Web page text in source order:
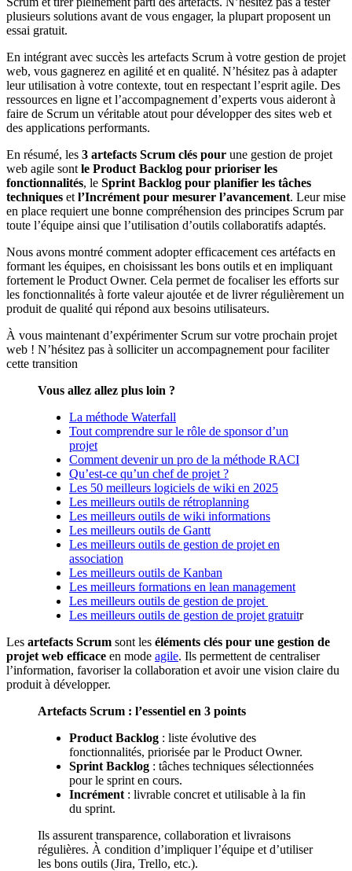
plusieurs solutions avant de vous engager, la plupart proposent un
essai gratuit.
En intégrant avec succès les artefacts Scrum à votre gestion de projet
web, vous gagnerez en agilité et en qualité. N’hésitez pas à adapter
leur utilisation à votre contexte, tout en respectant l’esprit agile. Des
ressources en ligne et l’accompagnement d’experts vous aideront à
faire de Scrum un véritable atout pour développer des sites web et
des applications performants.
En résumé, les 3 artefacts Scrum clés pour une gestion de projet
web agile sont le Product Backlog pour prioriser les
fonctionnalités, le Sprint Backlog pour planifier les tâches
techniques et l’Incrément pour mesurer l’avancement. Leur mise
en place requiert une bonne compréhension des principes Scrum par
toute l’équipe ainsi que l’utilisation d’outils collaboratifs adaptés.
Nous avons montré comment adopter efficacement ces artéfacts en
formant les équipes, en choisissant les bons outils et en impliquant
fortement le Product Owner. Cela permet de focaliser les efforts sur
les fonctionnalités à forte valeur ajoutée et de livrer régulièrement un
produit de qualité qui répond aux besoins utilisateurs.
À vous maintenant d’expérimenter Scrum sur votre prochain projet
web ! N’hésitez pas à solliciter un accompagnement pour faciliter
cette transition
Vous allez allez plus loin ?
La méthode Waterfall
Tout comprendre sur le rôle de sponsor d’un
projet
Comment devenir un pro de la méthode RACI
Qu’est-ce qu’un chef de projet ?
Les 50 meilleurs logiciels de wiki en 2025
Les meilleurs outils de rétroplanning
Les meilleurs outils de wiki informations
Les meilleurs outils de Gantt
Les meilleurs outils de gestion de projet en
association
Les meilleurs outils de Kanban
Les meilleurs formations en lean management
Les meilleurs outils de gestion de projet
Les meilleurs outils de gestion de projet gratuitr
Les artefacts Scrum sont les éléments clés pour une gestion de
projet web efficace en mode agile. Ils permettent de centraliser
l’information, favoriser la collaboration et avoir une vision claire du
produit à développer.
Artefacts Scrum : l’essentiel en 3 points
Product Backlog : liste évolutive des
fonctionnalités, priorisée par le Product Owner.
Sprint Backlog : tâches techniques sélectionnées
pour le sprint en cours.
Incrément : livrable concret et utilisable à la fin
du sprint.
Ils assurent transparence, collaboration et livraisons
régulières. À condition d’impliquer l’équipe et d’utiliser
les bons outils (Jira, Trello, etc.).